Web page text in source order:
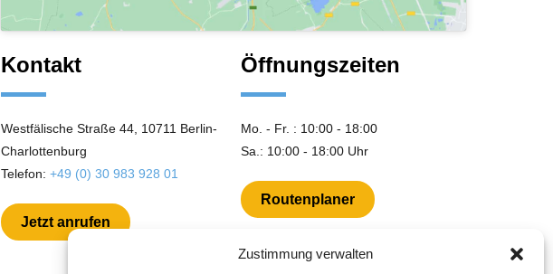
Zustimmung verwalten
Kontakt
Westfälische Straße 44, 10711 Berlin-
Charlottenburg
Telefon: +49 (0) 30 983 928 01
Jetzt anrufen
Öffnungszeiten
Mo. - Fr. : 10:00 - 18:00
Sa.: 10:00 - 18:00 Uhr
Routenplaner